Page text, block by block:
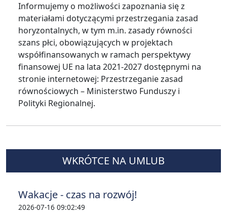
Informujemy o możliwości zapoznania się z
materiałami dotyczącymi przestrzegania zasad
horyzontalnych, w tym m.in. zasady równości
szans płci, obowiązujących w projektach
współfinansowanych w ramach perspektywy
finansowej UE na lata 2021-2027 dostępnymi na
stronie internetowej: Przestrzeganie zasad
równościowych – Ministerstwo Funduszy i
Polityki Regionalnej.
WKRÓTCE NA UMLUB
Wakacje - czas na rozwój!
2026-07-16 09:02:49